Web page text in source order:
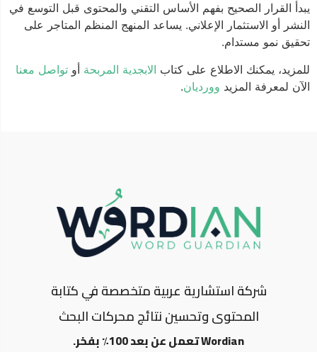
يبدأ القرار الصحيح بفهم الأساس التقني والمحتوى قبل التوسع في
النشر أو الاستثمار الإعلاني. يساعد المنهج المنظم المتاجر على
تحقيق نمو مستدام.
للمزيد، يمكنك الاطلاع على كتاب الابجدية المربحةأوتواصل معنا
الآن لمعرفة المزيد وورديان.
شركة استشارية عربية متخصصة في كتابة
المحتوى وتحسين نتائج محركات البحث
Wordian تعمل عن بعد 100٪ بفخر.